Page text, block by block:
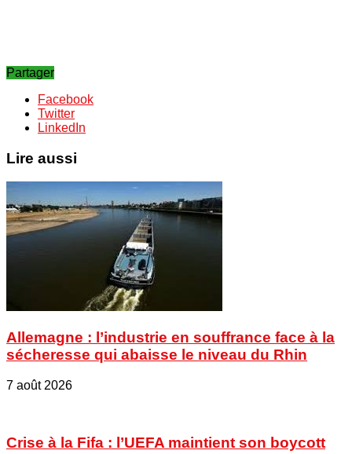
Partager
Facebook
Twitter
LinkedIn
Lire aussi
Allemagne : l’industrie en souffrance face à la
sécheresse qui abaisse le niveau du Rhin
7 août 2026
Crise à la Fifa : l’UEFA maintient son boycott